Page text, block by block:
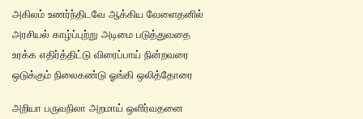
அகிலம் உணர்ந்திடவே ஆக்கிய வேளைதனில்
அரசியல் காழ்ப்புற்று அடிமை படுத்துவதை
உரக்க எதிர்த்திட்டு விரைப்பாய் நின்றவரை
ஒடுக்கும் நிலைகண்டு ஓங்கி ஒலித்தோரை
அறியா பருவநிலா அறமாய் ஒளிர்வதனை